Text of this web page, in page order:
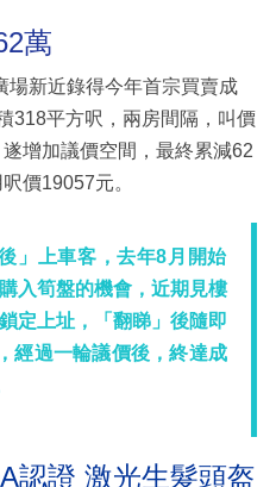
萬
場新近錄得今年首宗買賣成
318平方呎，兩房間隔，叫價
增加議價空間，最終累減62
價19057元。
」上車客，去年8月開始
入筍盤的機會，近期見樓
定上址，「翻睇」後隨即
經過一輪議價後，終達成
認證 激光生髮頭盔